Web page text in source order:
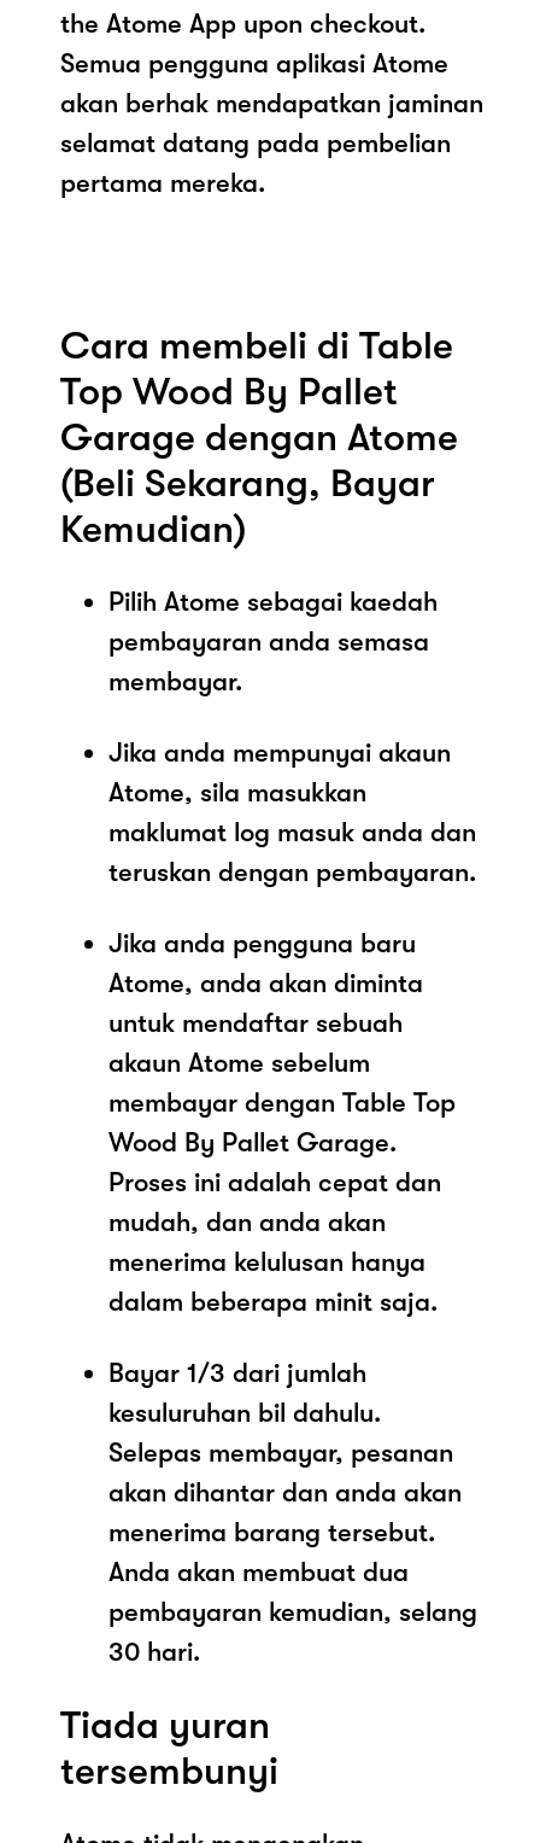
the Atome App upon checkout.
Semua pengguna aplikasi Atome
akan berhak mendapatkan jaminan
selamat datang pada pembelian
pertama mereka.
Cara membeli di Table
Top Wood By Pallet
Garage dengan Atome
(Beli Sekarang, Bayar
Kemudian)
Pilih Atome sebagai kaedah
pembayaran anda semasa
membayar.
Jika anda mempunyai akaun
Atome, sila masukkan
maklumat log masuk anda dan
teruskan dengan pembayaran.
Jika anda pengguna baru
Atome, anda akan diminta
untuk mendaftar sebuah
akaun Atome sebelum
membayar dengan Table Top
Wood By Pallet Garage.
Proses ini adalah cepat dan
mudah, dan anda akan
menerima kelulusan hanya
dalam beberapa minit saja.
Bayar 1/3 dari jumlah
kesuluruhan bil dahulu.
Selepas membayar, pesanan
akan dihantar dan anda akan
menerima barang tersebut.
Anda akan membuat dua
pembayaran kemudian, selang
30 hari.
Tiada yuran
tersembunyi